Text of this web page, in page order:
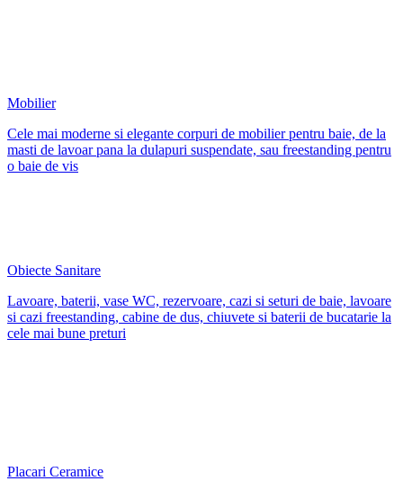
Mobilier
Cele mai moderne si elegante corpuri de mobilier pentru baie, de la
masti de lavoar pana la dulapuri suspendate, sau freestanding pentru
o baie de vis
Obiecte Sanitare
Lavoare, baterii, vase WC, rezervoare, cazi si seturi de baie, lavoare
si cazi freestanding, cabine de dus, chiuvete si baterii de bucatarie la
cele mai bune preturi
Placari Ceramice